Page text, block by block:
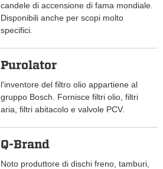
candele di accensione di fama mondiale.
Disponibili anche per scopi molto
specifici.
Purolator
l'inventore del filtro olio appartiene al
gruppo Bosch. Fornisce filtri olio, filtri
aria, filtri abitacolo e valvole PCV.
Q-Brand
Noto produttore di dischi freno, tamburi,